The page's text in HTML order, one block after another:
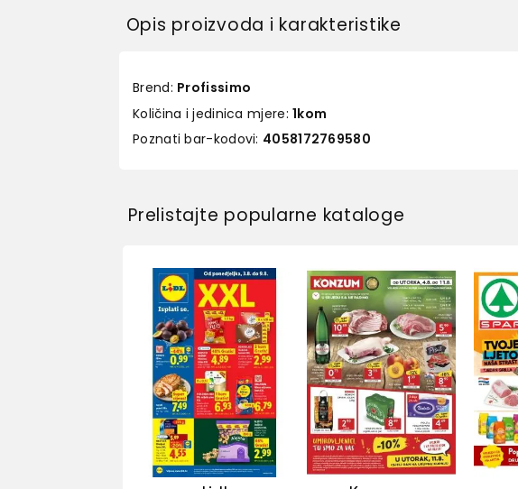
Opis proizvoda i karakteristike
Brend: Profissimo
Količina i jedinica mjere:1kom
Poznati bar-kodovi: 4058172769580
Prelistajte popularne kataloge